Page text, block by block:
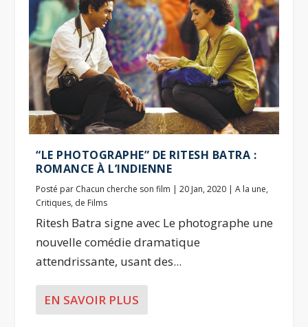
“LE PHOTOGRAPHE” DE RITESH BATRA :
ROMANCE À L’INDIENNE
Posté par Chacun cherche son film |20 Jan, 2020 |A la une,
Critiques, de Films
Ritesh Batra signe avec Le photographe une
nouvelle comédie dramatique
attendrissante, usant des...
EN SAVOIR PLUS